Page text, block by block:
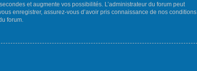
et augmente vos possibilités. L’administrateur du forum peut
enregistrer, assurez-vous d’avoir pris connaissance de nos conditions
forum.